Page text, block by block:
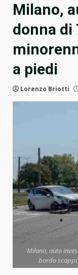
Milano,
donna di
a piedi
Lorenzo Briotti
Milano, auto
bordo